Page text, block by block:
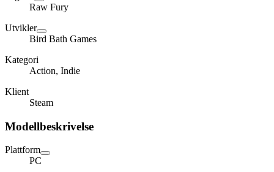
Raw Fury
Utvikler
Bird Bath Games
Kategori
Action, Indie
Klient
Steam
Modellbeskrivelse
Plattform
PC